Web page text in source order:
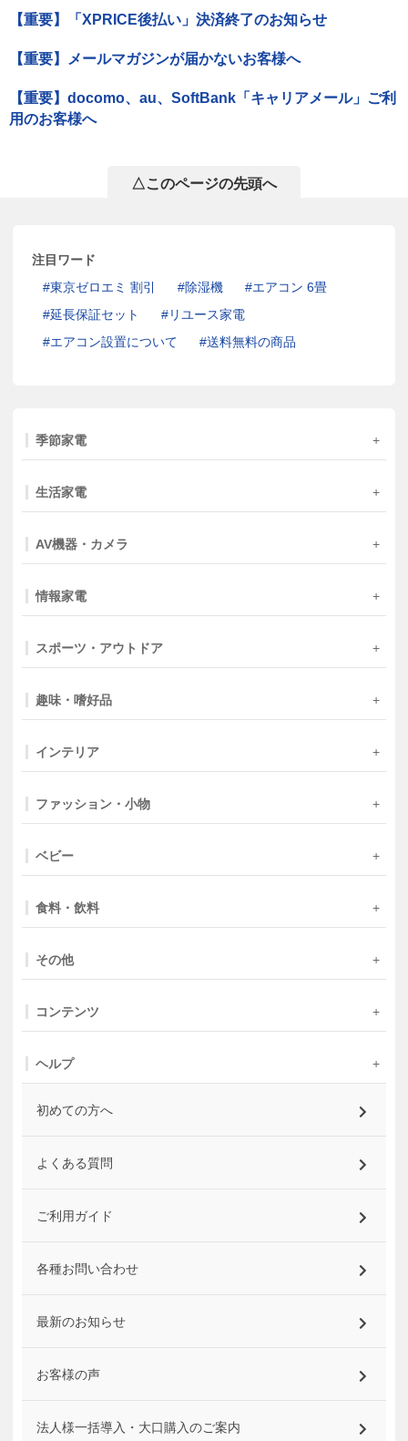
【重要】「XPRICE後払い」決済終了のお知らせ
【重要】メールマガジンが届かないお客様へ
【重要】docomo、au、SoftBank「キャリアメール」ご利
用のお客様へ
△このページの先頭へ
注目ワード
東京ゼロエミ 割引
除湿機
エアコン 6畳
延長保証セット
リユース家電
エアコン設置について
送料無料の商品
季節家電
生活家電
AV機器・カメラ
情報家電
スポーツ・アウトドア
趣味・嗜好品
インテリア
ファッション・小物
ベビー
食料・飲料
その他
コンテンツ
ヘルプ
初めての方へ
よくある質問
ご利用ガイド
各種お問い合わせ
最新のお知らせ
お客様の声
法人様一括導入・大口購入のご案内